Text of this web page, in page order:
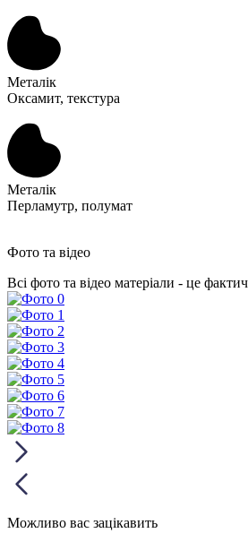
Металік
Оксамит, текстура
Металік
Перламутр, полумат
Фото та відео
Всі фото та відео матеріали - це
Можливо вас зацікавить